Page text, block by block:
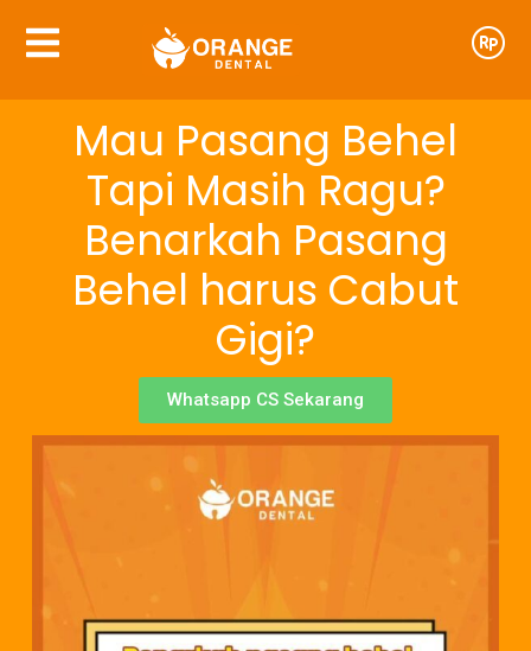
Mau Pasang Behel
Tapi Masih Ragu?
Benarkah Pasang
Behel harus Cabut
Gigi?
Whatsapp CS Sekarang